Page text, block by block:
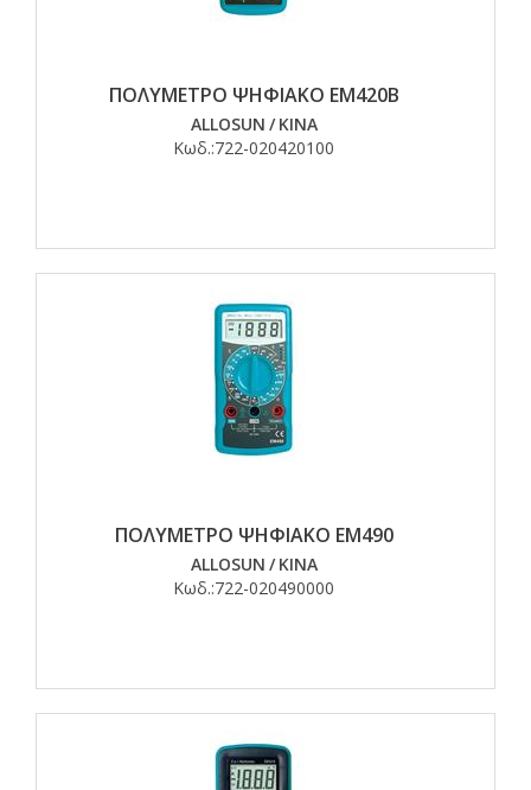
ΠΟΛΥΜΕΤΡΟ ΨΗΦΙΑΚΟ EM420Β
ALLOSUN / ΚΙΝΑ
Κωδ.:722-020420100
ΠΟΛΥΜΕΤΡΟ ΨΗΦΙΑΚΟ ΕΜ490
ALLOSUN / ΚΙΝΑ
Κωδ.:722-020490000